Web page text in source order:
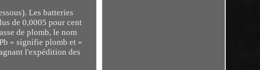
Les batteries
de 0,0005 pour cent
de plomb, le nom
» signifie plomb et «
l'expédition des